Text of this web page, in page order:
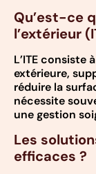
Qu’est-ce
l’extérieur
L’ITE consiste
extérieure,
réduire la
nécessite
une gestion
Les
efficaces ?